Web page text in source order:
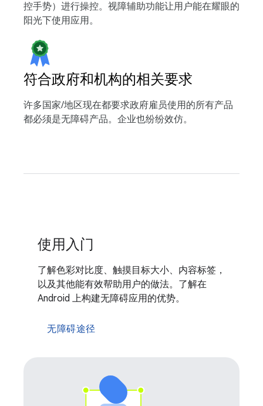
控手势）进行操控。视障辅助功能让用户能在耀眼的
阳光下使用应用。
符合政府和机构的相关要求
许多国家/地区现在都要求政府雇员使用的所有产品
都必须是无障碍产品。企业也纷纷效仿。
使用入门
了解色彩对比度、触摸目标大小、内容标签，
以及其他能有效帮助用户的做法。了解在
Android 上构建无障碍应用的优势。
无障碍途径